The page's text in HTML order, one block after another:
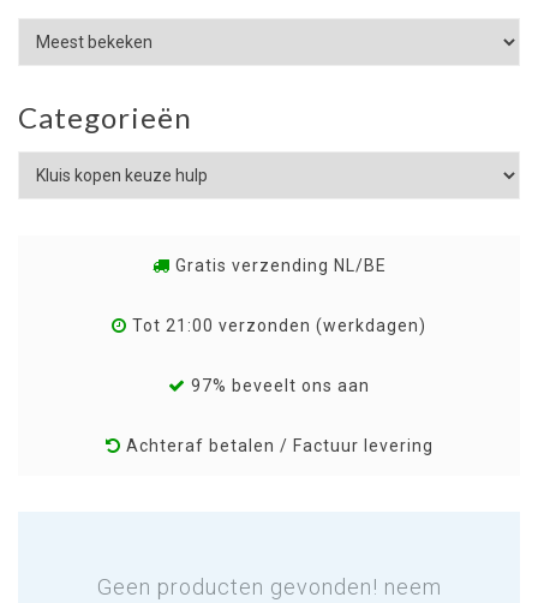
Categorieën
Gratis verzending NL/BE
Tot 21:00 verzonden (werkdagen)
97% beveelt ons aan
Achteraf betalen / Factuur levering
Geen producten gevonden! neem